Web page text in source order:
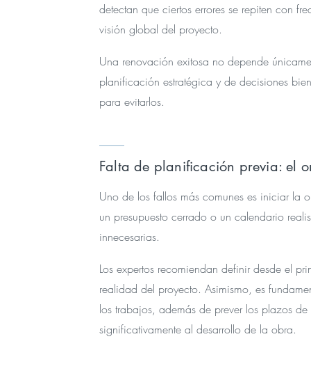
detectan que ciertos errores se repiten con
visión global del proyecto.
Una renovación exitosa no depende
planificación estratégica y de decisiones
para evitarlos.
Falta de planificación previa: el
Uno de los fallos más comunes es iniciar la
un presupuesto cerrado o un calendario
innecesarias.
Los expertos recomiendan definir desde el
realidad del proyecto. Asimismo, es
los trabajos, además de prever los plazos
significativamente al desarrollo de la obra.